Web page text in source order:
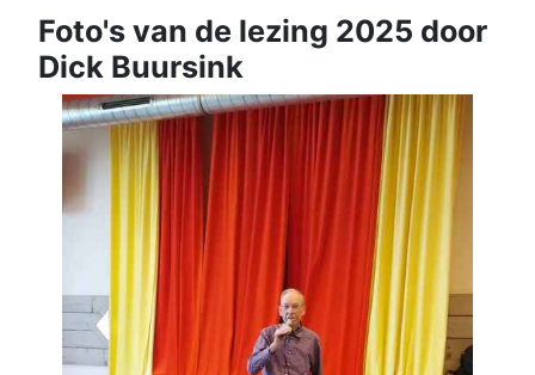
Foto's van de lezing 2025 door
Dick Buursink